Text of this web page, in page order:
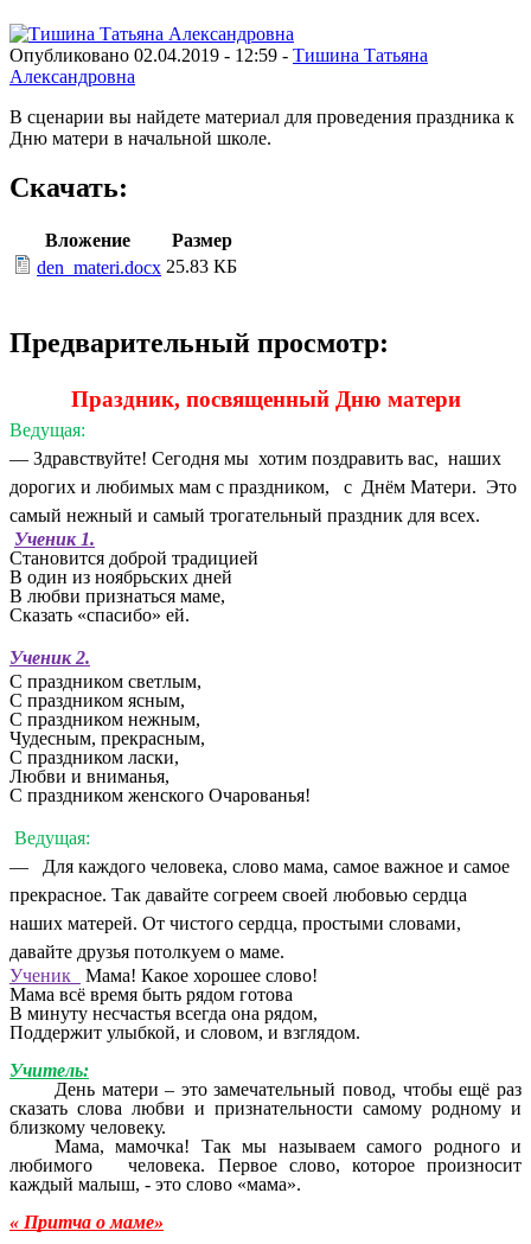
Опубликовано 02.04.2019 - 12:59 - Тишина Татьяна
Александровна
В сценарии вы найдете материал для проведения праздника к
Дню матери в начальной школе.
Скачать:
Вложение
Размер
den_materi.docx 25.83 КБ
Предварительный просмотр:
Праздник, посвященный Дню матери
Ведущая:
— Здравствуйте! Сегодня мы хотим поздравить вас, наших
дорогих и любимых мам с праздником, с Днём Матери. Это
самый нежный и самый трогательный праздник для всех.
Ученик 1.
Становится доброй традицией
В один из ноябрьских дней
В любви признаться маме,
Сказать «спасибо» ей.
Ученик 2.
С праздником светлым,
С праздником ясным,
С праздником нежным,
Чудесным, прекрасным,
С праздником ласки,
Любви и вниманья,
С праздником женского Очарованья!
Ведущая:
— Для каждого человека, слово мама, самое важное и самое
прекрасное. Так давайте согреем своей любовью сердца
наших матерей. От чистого сердца, простыми словами,
давайте друзья потолкуем о маме.
Ученик
Мама! Какое хорошее слово!
Мама всё время быть рядом готова
В минуту несчастья всегда она рядом,
Поддержит улыбкой, и словом, и взглядом.
Учитель:
День матери – это замечательный повод, чтобы ещё раз
сказать слова любви и признательности самому родному и
близкому человеку.
Мама, мамочка! Так мы называем самого родного и
любимого человека. Первое слово, которое произносит
каждый малыш, - это слово «мама».
« Притча о маме»